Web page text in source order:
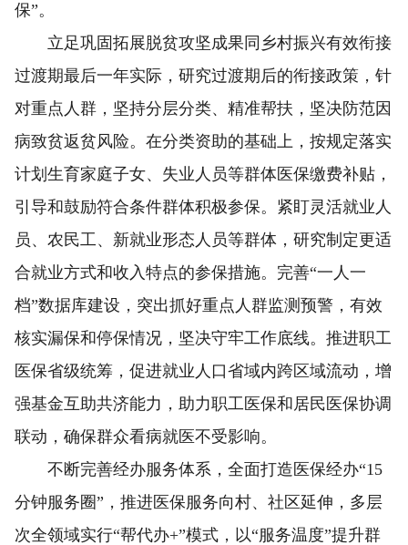
保”。
立足巩固拓展脱贫攻坚成果同乡村振兴有效衔接
过渡期最后一年实际，研究过渡期后的衔接政策，针
对重点人群，坚持分层分类、精准帮扶，坚决防范因
病致贫返贫风险。在分类资助的基础上，按规定落实
计划生育家庭子女、失业人员等群体医保缴费补贴，
引导和鼓励符合条件群体积极参保。紧盯灵活就业人
员、农民工、新就业形态人员等群体，研究制定更适
合就业方式和收入特点的参保措施。完善“一人一
档”数据库建设，突出抓好重点人群监测预警，有效
核实漏保和停保情况，坚决守牢工作底线。推进职工
医保省级统筹，促进就业人口省域内跨区域流动，增
强基金互助共济能力，助力职工医保和居民医保协调
联动，确保群众看病就医不受影响。
不断完善经办服务体系，全面打造医保经办“15
分钟服务圈”，推进医保服务向村、社区延伸，多层
次全领域实行“帮代办+”模式，以“服务温度”提升群